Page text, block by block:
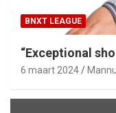
BNXT LEAGUE
“Exceptional
6 maart 2024